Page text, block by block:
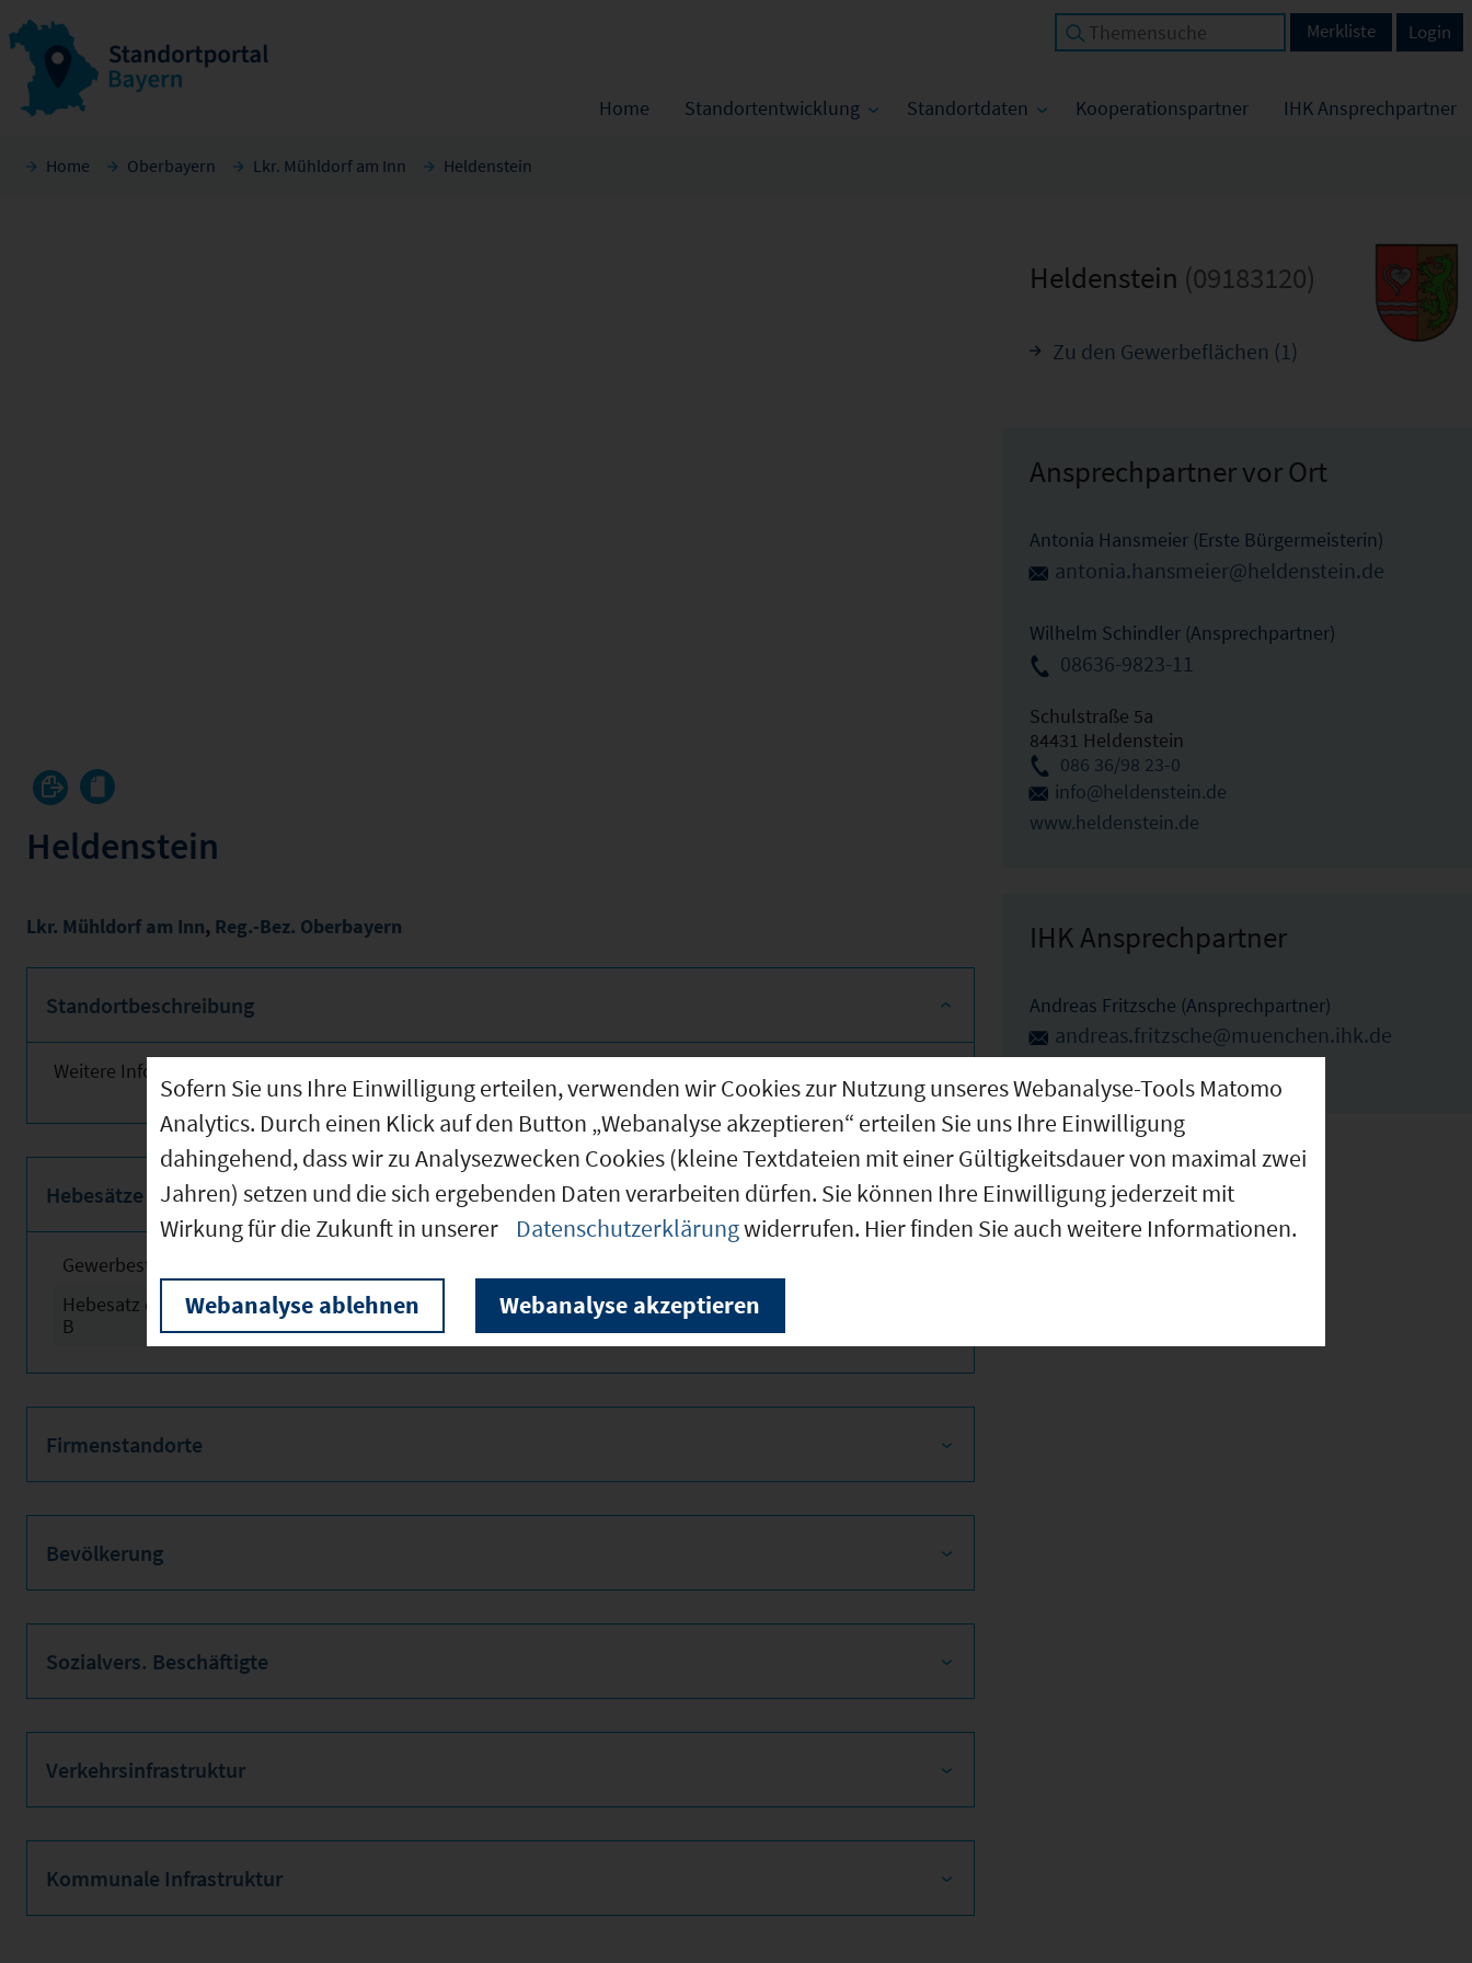
Home Standortentwicklung Standortdaten Kooperationspartner IHK Ansprechpartner
Login
Merkliste
Home Oberbayern Lkr. Mühldorf am Inn Heldenstein
Heldenstein
Lkr. Mühldorf am Inn, Reg.-Bez. Oberbayern
Standortbeschreibung
Weitere Informationen finden Sie obenstehend!
Hebesätze
Gewerbesteuerhebesatz
Hebesatz der Grundsteuer
B
2024 400
Firmenstandorte
Bevölkerung
Sozialvers. Beschäftigte
Verkehrsinfrastruktur
Kommunale Infrastruktur
Heldenstein (09183120)
Zu den Gewerbeflächen (1)
Ansprechpartner vor Ort
Antonia Hansmeier (Erste Bürgermeisterin)
antonia.hansmeier@heldenstein.de
Wilhelm Schindler (Ansprechpartner)
08636-9823-11
Schulstraße 5a
84431 Heldenstein
086 36/98 23-0
info@heldenstein.de
www.heldenstein.de
IHK Ansprechpartner
Andreas Fritzsche (Ansprechpartner)
andreas.fritzsche@muenchen.ihk.de
Sofern Sie uns Ihre Einwilligung erteilen, verwenden wir Cookies zur Nutzung unseres Webanalyse-Tools Matomo
Analytics. Durch einen Klick auf den Button „Webanalyse akzeptieren“ erteilen Sie uns Ihre Einwilligung
dahingehend, dass wir zu Analysezwecken Cookies (kleine Textdateien mit einer Gültigkeitsdauer von maximal zwei
Jahren) setzen und die sich ergebenden Daten verarbeiten dürfen. Sie können Ihre Einwilligung jederzeit mit
Wirkung für die Zukunft in unserer
Datenschutzerklärungwiderrufen. Hier finden Sie auch weitere Informationen.
Webanalyse ablehnen Webanalyse akzeptieren